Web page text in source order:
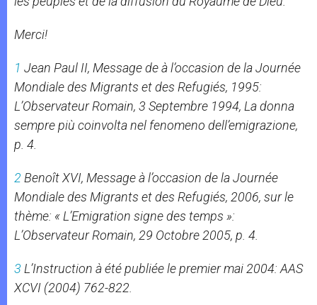
Merci!
1 Jean Paul II, Message de à l’occasion de la Journée
Mondiale des Migrants et des Refugiés, 1995:
L’Observateur Romain, 3 Septembre 1994, La donna
sempre più coinvolta nel fenomeno dell’emigrazione,
p. 4.
2 Benoît XVI, Message à l’occasion de la Journée
Mondiale des Migrants et des Refugiés, 2006, sur le
thème: « L’Emigration signe des temps »:
L’Observateur Romain, 29 Octobre 2005, p. 4.
3 L’Instruction à été publiée le premier mai 2004: AAS
XCVI (2004) 762-822.